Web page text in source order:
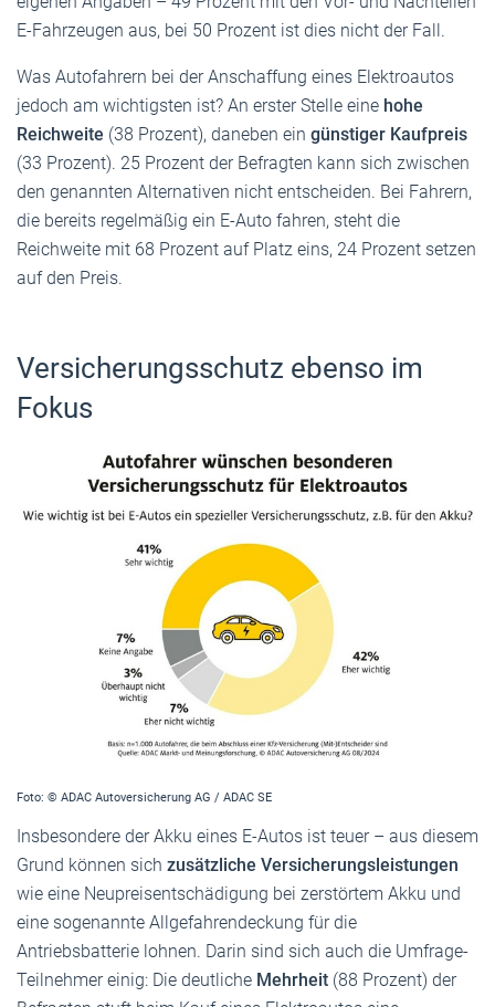
E-Fahrzeugen aus, bei 50 Prozent ist dies nicht der Fall.
Was Autofahrern bei der Anschaffung eines Elektroautos
jedoch am wichtigsten ist? An erster Stelle eine hohe
Reichweite (38 Prozent), daneben ein günstiger Kaufpreis
(33 Prozent). 25 Prozent der Befragten kann sich zwischen
den genannten Alternativen nicht entscheiden. Bei Fahrern,
die bereits regelmäßig ein E-Auto fahren, steht die
Reichweite mit 68 Prozent auf Platz eins, 24 Prozent setzen
auf den Preis.
Versicherungsschutz ebenso im
Fokus
Foto: © ADAC Autoversicherung AG / ADAC SE
Insbesondere der Akku eines E-Autos ist teuer – aus diesem
Grund können sich zusätzliche Versicherungsleistungen
wie eine Neupreisentschädigung bei zerstörtem Akku und
eine sogenannte Allgefahrendeckung für die
Antriebsbatterie lohnen. Darin sind sich auch die Umfrage-
Teilnehmer einig: Die deutliche Mehrheit (88 Prozent) der